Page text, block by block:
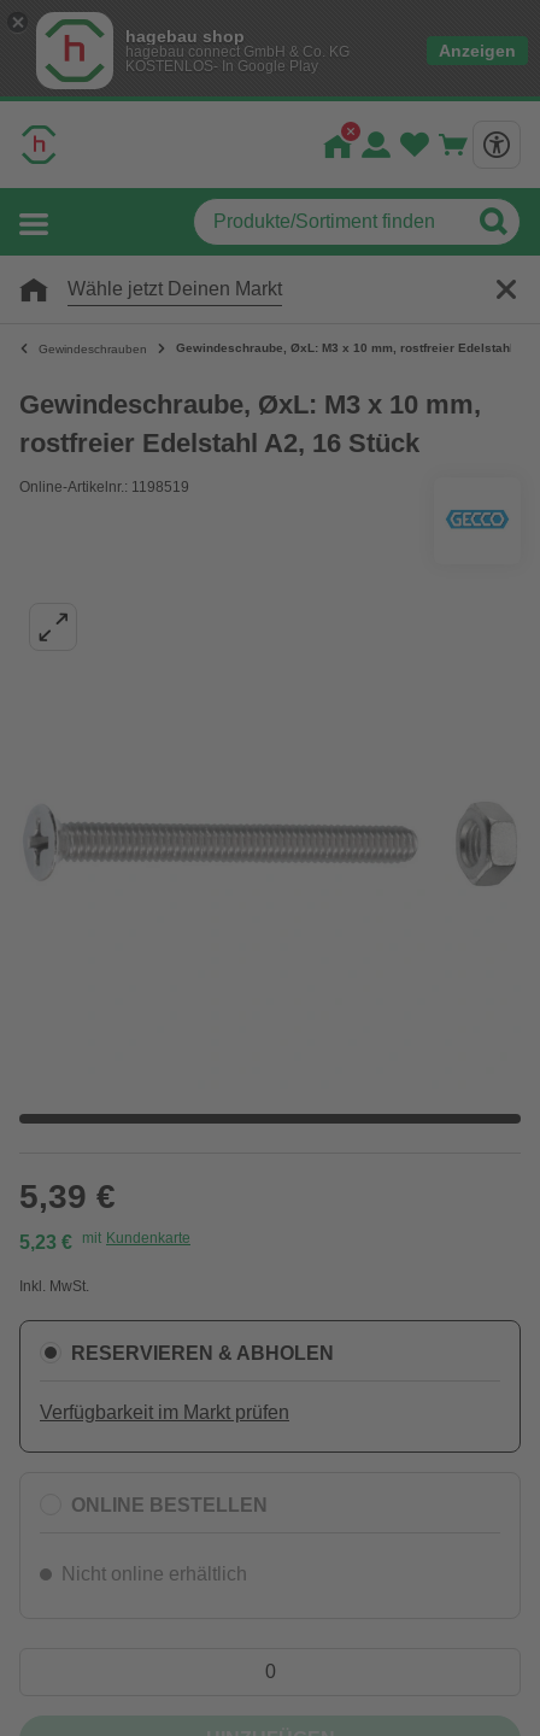
hagebau shop
hagebau connect GmbH & Co. KG
KOSTENLOS- In Google Play
Anzeigen
Wähle jetzt Deinen Markt
Gewindeschrauben Gewindeschraube, ØxL: M3 x 10 mm, rostfreier Edelstahl A2,
Gewindeschraube, ØxL: M3 x 10 mm,
rostfreier Edelstahl A2, 16 Stück
Online-Artikelnr.: 1198519
5,39 €
5,23 € mit Kundenkarte
Inkl. MwSt.
RESERVIEREN & ABHOLEN
Verfügbarkeit im Markt prüfen
ONLINE BESTELLEN
Nicht online erhältlich